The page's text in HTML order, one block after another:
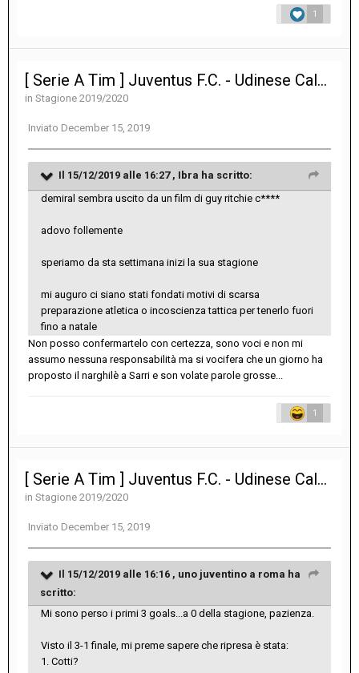
1
[ Serie A Tim ] Juventus F.C. - Udinese Calcio 3-1
in Stagione 2019/2020
Inviato December 15, 2019
Il 15/12/2019 alle 16:27 , Ibra ha scritto:
demiral sembra uscito da un film di guy ritchie c****
adovo follemente
speriamo da sta settimana inizi la sua stagione
mi auguro ci siano stati fondati motivi di scarsa
preparazione atletica o incoscienza tattica per tenerlo fuori
fino a natale
Non posso confermartelo con certezza, sono voci e non mi
assumo nessuna responsabilità ma si vocifera che un giorno ha
proposto il narghilè a Sarri e son volate parole grosse...
1
[ Serie A Tim ] Juventus F.C. - Udinese Calcio 3-1
in Stagione 2019/2020
Inviato December 15, 2019
Il 15/12/2019 alle 16:16 , uno juventino a roma ha
scritto:
Mi sono perso i primi 3 goals...a 0 della stagione, pazienza.
Visto il 3-1 finale, mi preme sapere che ripresa è stata:
1. Cotti?